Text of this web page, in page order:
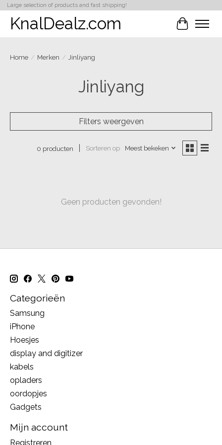
Large selection of products and fast shipping!
KnalDealz.com
Home / Merken / Jinliyang
Jinliyang
Filters weergeven
0 producten Sorteren op Meest bekeken
Geen producten gevonden!
Categorieën
Samsung
iPhone
Hoesjes
display and digitizer
kabels
opladers
oordopjes
Gadgets
Mijn account
Registreren